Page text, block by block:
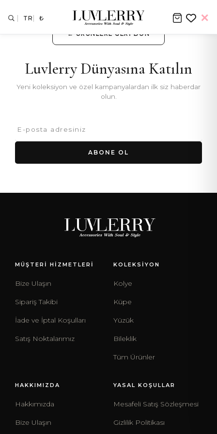
← ÜRÜNLERE GERI DÖN
Luvlerry Dünyasına Katılın
Yeni koleksiyon ve özel kampanyalardan ilk siz haberdar
olun.
ABONE OL
MÜŞTERİ HİZMETLERİ
Bize Ulaşın
Sipariş Takibi
İade ve İptal Koşulları
Satış Noktalarımız
KOLEKSİYON
Kolye
Küpe
Yüzük
Bileklik
Tüm Ürünler
HAKKIMIZDA
Hakkımızda
Bize Ulaşın
YASAL KOŞULLAR
Mesafeli Satış Sözleşmesi
Gizlilik Politikası
TR ₺